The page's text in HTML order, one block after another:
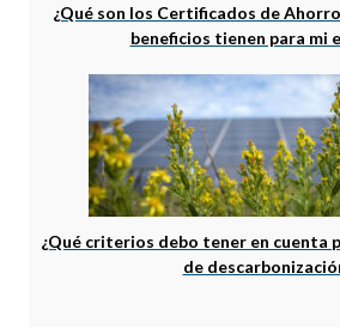
¿Qué son los Certificados de
beneficios tienen para mi
¿Qué criterios debo tener en cuenta
de